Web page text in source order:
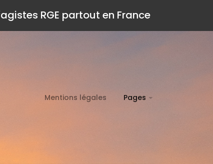
RGE partout en France
Mentions légales Pages